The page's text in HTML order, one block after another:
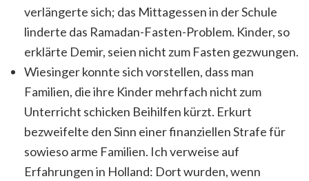
verlängerte sich; das Mittagessen in der Schule
linderte das Ramadan-Fasten-Problem. Kinder, so
erklärte Demir, seien nicht zum Fasten gezwungen.
Wiesinger konnte sich vorstellen, dass man
Familien, die ihre Kinder mehrfach nicht zum
Unterricht schicken Beihilfen kürzt. Erkurt
bezweifelte den Sinn einer finanziellen Strafe für
sowieso arme Familien. Ich verweise auf
Erfahrungen in Holland: Dort wurden, wenn